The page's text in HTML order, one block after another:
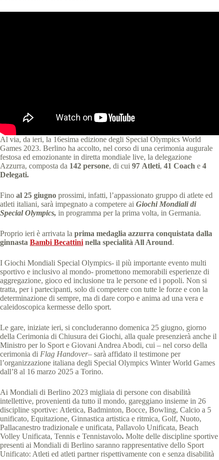
Al via, da ieri, la 16esima edizione degli Special Olympics World
Games 2023. Berlino ha accolto, nel corso di una cerimonia augurale
festosa ed emozionante in diretta mondiale live, la delegazione
Azzurra, composta da 142 persone, di cui 97 Atleti, 41 Coach e 4
Delegati.
Fino al 25 giugno prossimi, infatti, l’appassionato gruppo di atlete ed
atleti italiani, sarà impegnato a competere ai Giochi Mondiali di
Special Olympics, in programma per la prima volta, in Germania.
Proprio ieri è arrivata la prima medaglia azzurra conquistata dalla
ginnasta Bambi Becattini nella specialità All Around.
I Giochi Mondiali Special Olympics- il più importante evento multi
sportivo e inclusivo al mondo- promettono memorabili esperienze di
aggregazione, gioco ed inclusione tra le persone ed i popoli. Non si
tratta, per i partecipanti, solo di competere con tutte le forze e con la
determinazione di sempre, ma di dare corpo e anima ad una vera e
caleidoscopica kermesse dello sport.
Le gare, iniziate ieri, si concluderanno domenica 25 giugno, giorno
della Cerimonia di Chiusura dei Giochi, alla quale presenzierà anche il
Ministro per lo Sport e Giovani Andrea Abodi, cui – nel corso della
cerimonia di Flag Handover– sarà affidato il testimone per
l’organizzazione italiana degli Special Olympics Winter World Games
dall’8 al 16 marzo 2025 a Torino.
Ai Mondiali di Berlino 2023 migliaia di persone con disabilità
intellettive, provenienti da tutto il mondo, gareggiano insieme in 26
discipline sportive: Atletica, Badminton, Bocce, Bowling, Calcio a 5
unificato, Equitazione, Ginnastica artistica e ritmica, Golf, Nuoto,
Pallacanestro tradizionale e unificata, Pallavolo Unificata, Beach
Volley Unificata, Tennis e Tennistavolo. Molte delle discipline sportive
presenti ai Mondiali di Berlino saranno rappresentative dello Sport
Unificato: Atleti ed atleti partner rispettivamente con e senza disabilità